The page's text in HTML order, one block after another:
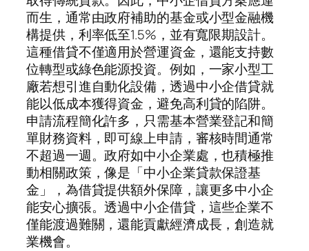
而生，通常由政府補助的基金或小型金融機
構提供，利率低至1.5%，並有寬限期設計。
這種借貸不僅適用於營運資金，還能支持數
位轉型或綠色能源投資。例如，一家小型工
廠若想引進自動化設備，透過中小企借貸就
能以低成本獲得資金，避免高利貸的陷阱。
申請流程簡化許多，只需基本營業登記和簡
單財務資料，即可線上申請，審核時間通常
不超過一週。政府如中小企業處，也積極推
動相關政策，像是「中小企業貸款保證基
金」，為借貸提供額外保障，讓更多中小企
能安心擴張。透過中小企借貸，這些企業不
僅能渡過難關，還能貢獻經濟成長，創造就
業機會。